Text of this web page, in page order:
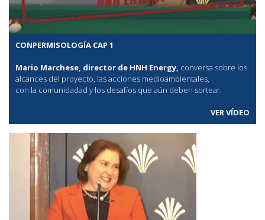
CONPERMISOLOGÍA CAP 1
Mario Marchese, director de HNH Energy, conversa sobre los
alcances del proyecto, las acciones medioambientales,
con la comunidadad y los desafíos que aún deben sortear.
VER VÍDEO